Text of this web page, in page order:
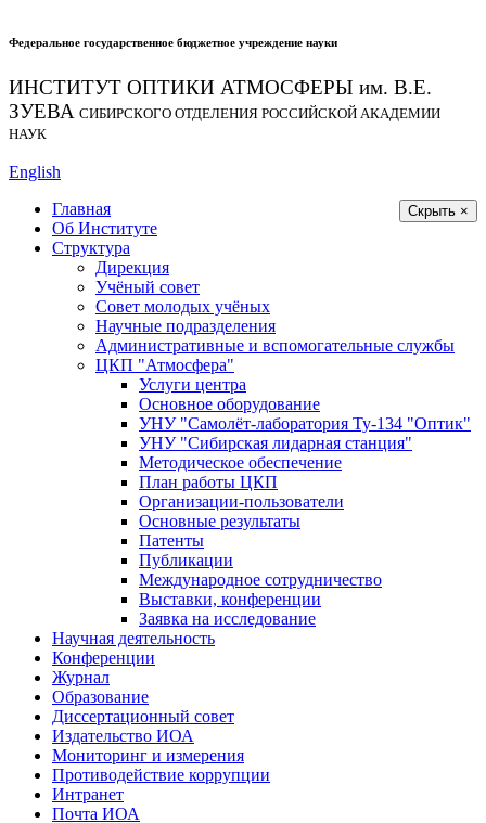
Федеральное государственное бюджетное учреждение науки
ИНСТИТУТ ОПТИКИ АТМОСФЕРЫ им. В.Е.
ЗУЕВА СИБИРСКОГО ОТДЕЛЕНИЯ РОССИЙСКОЙ АКАДЕМИИ
НАУК
English
Скрыть ×
Главная
Об Институте
Структура
Дирекция
Учёный совет
Совет молодых учёных
Научные подразделения
Административные и вспомогательные службы
ЦКП "Атмосфера"
Услуги центра
Основное оборудование
УНУ "Самолёт-лаборатория Ту-134 "Оптик"
УНУ "Сибирская лидарная станция"
Методическое обеспечение
План работы ЦКП
Организации-пользователи
Основные результаты
Патенты
Публикации
Международное сотрудничество
Выставки, конференции
Заявка на исследование
Научная деятельность
Конференции
Журнал
Образование
Диссертационный совет
Издательство ИОА
Мониторинг и измерения
Противодействие коррупции
Интранет
Почта ИОА